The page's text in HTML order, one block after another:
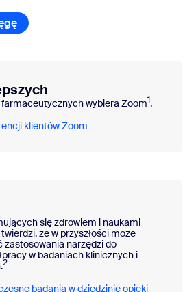
Pobierz białą księgę
wybiera Zoom1.
klientów Zoom
się zdrowiem i naukami
że w przyszłości może
zastosowania narzędzi do
w badaniach klinicznych i
2
badania w dziedzinie opieki